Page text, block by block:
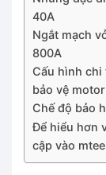
40A
Ngắt mạch
800A
Cấu hình chi
bảo vệ
Chế độ bảo
Để hiểu hơn
cập vào